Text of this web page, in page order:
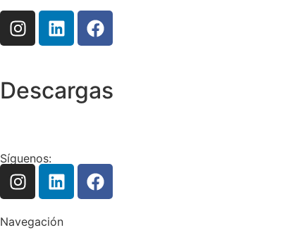
Descargas
Síguenos:
Navegación